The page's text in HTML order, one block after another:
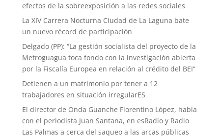
efectos de la sobreexposición a las redes sociales
La XIV Carrera Nocturna Ciudad de La Laguna bate
un nuevo récord de participación
Delgado (PP): “La gestión socialista del proyecto de la
Metroguagua toca fondo con la investigación abierta
por la Fiscalía Europea en relación al crédito del BEI”
Detienen a un matrimonio por tener a 12
trabajadores en situación irregularES
El director de Onda Guanche Florentino López, habla
con el periodista Juan Santana, en esRadio y Radio
Las Palmas a cerca del saqueo a las arcas públicas